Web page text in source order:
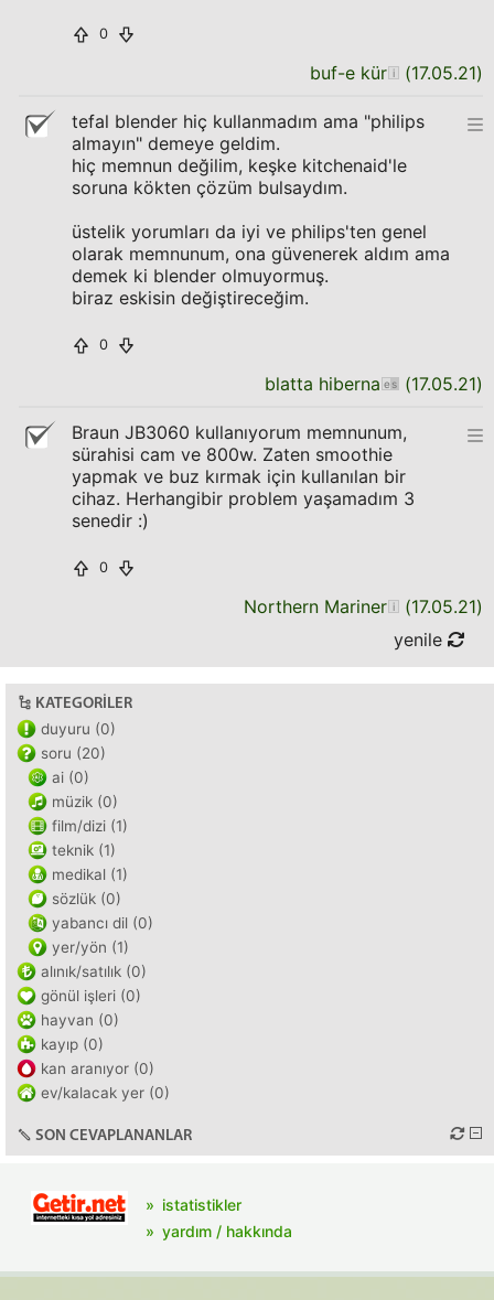
0
buf-e kür (17.05.21)
tefal blender hiç kullanmadım ama "philips
almayın" demeye geldim.
hiç memnun değilim, keşke kitchenaid'le
soruna kökten çözüm bulsaydım.
üstelik yorumları da iyi ve philips'ten genel
olarak memnunum, ona güvenerek aldım ama
demek ki blender olmuyormuş.
biraz eskisin değiştireceğim.
0
blatta hiberna (17.05.21)
Braun JB3060 kullanıyorum memnunum,
sürahisi cam ve 800w. Zaten smoothie
yapmak ve buz kırmak için kullanılan bir
cihaz. Herhangibir problem yaşamadım 3
senedir :)
0
Northern Mariner (17.05.21)
yenile
KATEGORILER
duyuru (0)
soru (20)
ai (0)
müzik (0)
film/dizi (1)
teknik (1)
medikal (1)
sözlük (0)
yabancı dil (0)
yer/yön (1)
alınık/satılık (0)
gönül işleri (0)
hayvan (0)
kayıp (0)
kan aranıyor (0)
ev/kalacak yer (0)
SON CEVAPLANANLAR
istatistikler
yardım / hakkında